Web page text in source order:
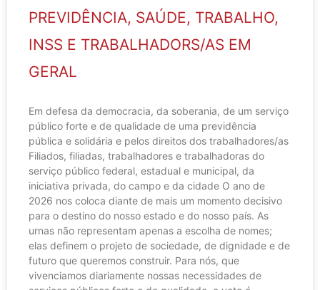
PREVIDÊNCIA, SAÚDE, TRABALHO,
INSS E TRABALHADORS/AS EM
GERAL
Em defesa da democracia, da soberania, de um serviço
público forte e de qualidade de uma previdência
pública e solidária e pelos direitos dos trabalhadores/as
Filiados, filiadas, trabalhadores e trabalhadoras do
serviço público federal, estadual e municipal, da
iniciativa privada, do campo e da cidade O ano de
2026 nos coloca diante de mais um momento decisivo
para o destino do nosso estado e do nosso país. As
urnas não representam apenas a escolha de nomes;
elas definem o projeto de sociedade, de dignidade e de
futuro que queremos construir. Para nós, que
vivenciamos diariamente nossas necessidades de